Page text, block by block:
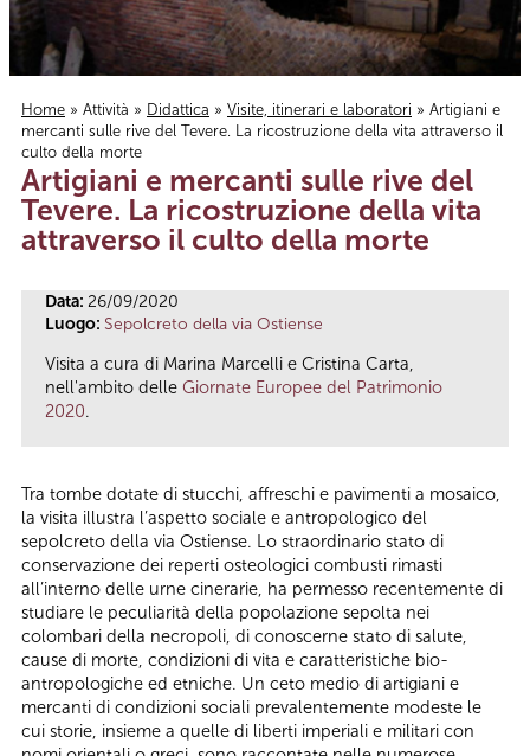
Tu sei qui
Home » Attività » Didattica » Visite, itinerari e laboratori » Artigiani e
mercanti sulle rive del Tevere. La ricostruzione della vita attraverso il
culto della morte
Artigiani e mercanti sulle rive del
Tevere. La ricostruzione della vita
attraverso il culto della morte
Data: 26/09/2020
Luogo: Sepolcreto della via Ostiense
Visita a cura di Marina Marcelli e Cristina Carta,
nell'ambito delle Giornate Europee del Patrimonio
2020.
Tra tombe dotate di stucchi, affreschi e pavimenti a mosaico,
la visita illustra l’aspetto sociale e antropologico del
sepolcreto della via Ostiense. Lo straordinario stato di
conservazione dei reperti osteologici combusti rimasti
all’interno delle urne cinerarie, ha permesso recentemente di
studiare le peculiarità della popolazione sepolta nei
colombari della necropoli, di conoscerne stato di salute,
cause di morte, condizioni di vita e caratteristiche bio-
antropologiche ed etniche. Un ceto medio di artigiani e
mercanti di condizioni sociali prevalentemente modeste le
cui storie, insieme a quelle di liberti imperiali e militari con